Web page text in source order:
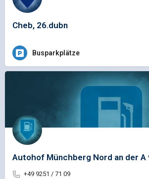
Cheb, 26.dubn
Busparkplätze
Autohof Münchberg Nord an der
+49 9251 / 71 09